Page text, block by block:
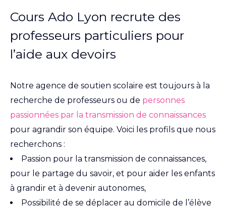
Cours Ado Lyon recrute des
professeurs particuliers pour
l’aide aux devoirs
Notre agence de soutien scolaire est toujours à la
recherche de professeurs ou de personnes
passionnées par la transmission de connaissances
pour agrandir son équipe. Voici les profils que nous
recherchons :
Passion pour la transmission de connaissances,
pour le partage du savoir, et pour aider les enfants
à grandir et à devenir autonomes,
Possibilité de se déplacer au domicile de l’élève